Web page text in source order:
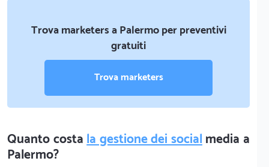
Trova marketers a Palermo per preventivi
gratuiti
Trova marketers
Quanto costala gestione dei socialmedia a
Palermo?